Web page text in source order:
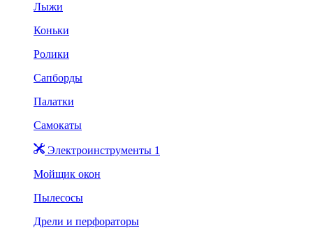
Лыжи
Коньки
Ролики
Сапборды
Палатки
Самокаты
Электроинструменты 1
Мойщик окон
Пылесосы
Дрели и перфораторы